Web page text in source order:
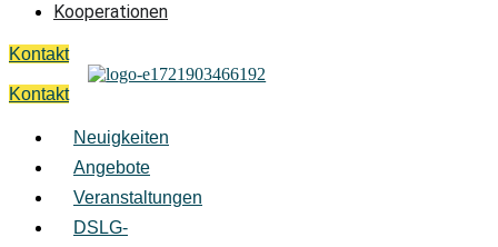
Kooperationen
Kontakt
Kontakt
Neuigkeiten
Angebote
Veranstaltungen
DSLG-